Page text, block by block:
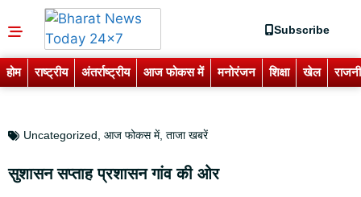
Subscribe
होम राष्ट्रीय अंतर्राष्ट्रीय आज फोकस में मनोरंजन शिक्षा खेल
Uncategorized आज फोकस में, ताजा खबरें
सुशासन सप्ताह प्रशासन गांव की ओर